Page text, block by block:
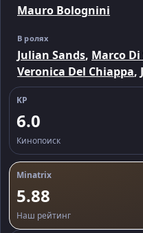
Mauro Bolognini
В ролях
Julian Sands, Marco
Veronica Del Chiappa,
KP
6.0
Кинопоиск
Minatrix
5.88
Наш рейтинг